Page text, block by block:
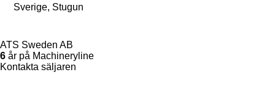
Sverige, Stugun
ATS Sweden AB
6 år på Machineryline
Kontakta säljaren